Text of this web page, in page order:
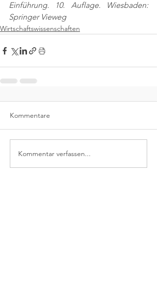
Einführung. 10. Auflage. Wiesbaden:
Springer Vieweg
Wirtschaftswissenschaften
Kommentare
Kommentar verfassen...